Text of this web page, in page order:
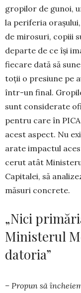
gropilor de gunoi,
la periferia
de mi­rosuri, copiii
departe de ce își
fiecare dată să
toții o presiune pe
într-un final.
sunt considerate
pentru care în
acest aspect. Nu
arate impactul
cerut atât
Capitalei, să
măsuri concrete.
„Nici
Ministerul
datoria”
– Propun să